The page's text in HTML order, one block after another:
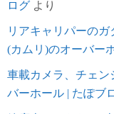
ログ より
リアキャリパーのガ
(カムリ)のオーバー
車載カメラ、チェン
バーホール | たぽブ